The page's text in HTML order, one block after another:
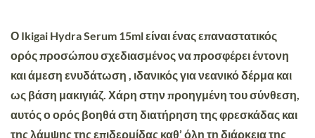
Ο Ikigai Hydra Serum 15mlείναι ένας επαναστατικός
ορός προσώπου σχεδιασμένος να προσφέρειέντονη
και άμεση ενυδάτωση , ιδανικός για νεανικό δέρμα και
ως βάση μακιγιάζ. Χάρη στην προηγμένη του σύνθεση,
αυτός ο ορός βοηθά στη διατήρηση τηςφρεσκάδας και
της λάμψης της επιδερμίδας καθ’ όλη τη διάρκεια της